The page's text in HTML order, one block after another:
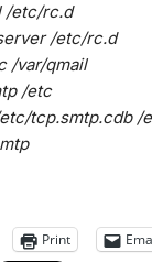
/etc/rc.d
/etc/rc.d
/var/qmail
/etc
tcp.smtp.cdb /
Print